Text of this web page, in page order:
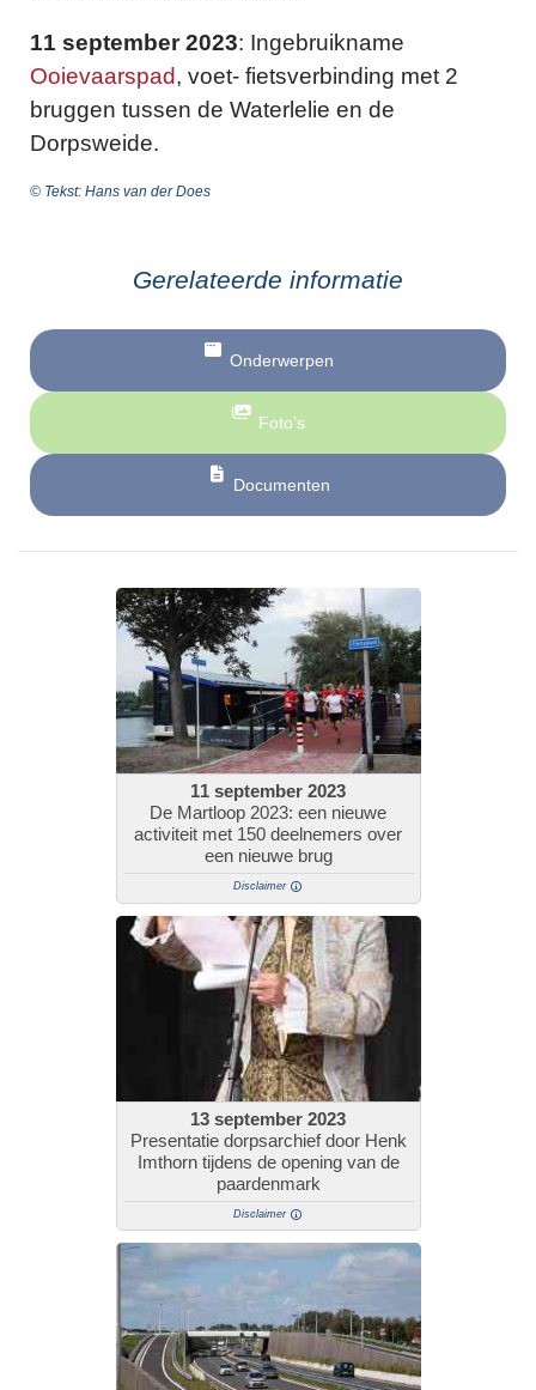
11 september 2023: Ingebruikname
Ooievaarspad, voet- fietsverbinding met 2
bruggen tussen de Waterlelie en de
Dorpsweide.
© Tekst: Hans van der Does
Gerelateerde informatie
Onderwerpen
Foto’s
Documenten
11 september 2023
De Martloop 2023: een nieuwe
activiteit met 150 deelnemers over
een nieuwe brug
Disclaimer
13 september 2023
Presentatie dorpsarchief door Henk
Imthorn tijdens de opening van de
paardenmark
Disclaimer